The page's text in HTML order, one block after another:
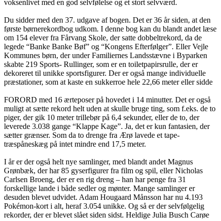
voksenlivet med en god selvfølelse og et stort selvværd.
Du sidder med den 37. udgave af bogen. Det er 36 år siden, at den
første børnerekordbog udkom. I denne bog kan du blandt andet læse
om 154 elever fra Fårvang Skole, der satte dobbeltrekord, da de
legede “Banke Banke Bøf” og “Kongens Efterfølger”. Eller Vejle
Kommunes børn, der under Familiernes Landsstævne i Byparken
skabte 219 Sports- Rullinger, som er en toiletpapirsrulle, der er
dekoreret til unikke sportsfigurer. Der er også mange individuelle
præstationer, som at kaste en sukkerroe hele 22,66 meter eller sidde
FORORD med 16 ærteposer på hovedet i 14 minutter. Det er også
muligt at sætte rekord helt uden at skulle bruge ting, som f.eks. de to
piger, der gik 10 meter trillebør på 6,4 sekunder, eller de to, der
leverede 3.038 gange “Klappe Kage”. Ja, det er kun fantasien, der
sætter grænser. Som da to drenge fra Ærø lavede et tape-
træspåneskæg på intet mindre end 17,5 meter.
I år er der også helt nye samlinger, med blandt andet Magnus
Grønbæk, der har 85 gyserfigurer fra film og spil, eller Nicholas
Carlsen Broeng, der er en rig dreng – han har penge fra 31
forskellige lande i både sedler og mønter. Mange samlinger er
desuden blevet udvidet. Adam Hougaard Månsson har nu 4.193
Pokémon-kort i alt, heraf 3.054 unikke. Og så er der selvfølgelig
rekorder, der er blevet slået siden sidst. Heldige Julia Busch Carøe